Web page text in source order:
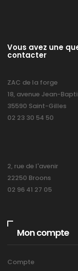
Vous avez une
contacter
ZAC de la forge
18, avenue Jean-
35590 Saint-Gilles
02 23 30 54 50
2, rue de l'avenir
22250 Broons
02 96 41 27 05
Mon compte
Compte